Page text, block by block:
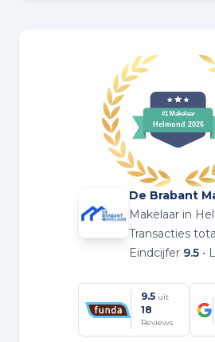
De Brabant
Makelaar in
Transacties
Eindcijfer 9.5 •
9.5 uit
18
Reviews